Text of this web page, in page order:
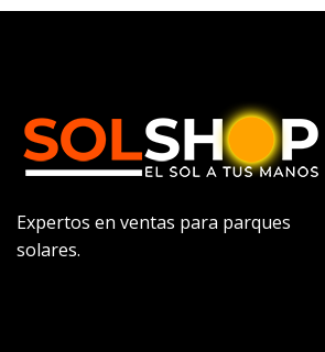
Expertos en ventas para parques
solares.